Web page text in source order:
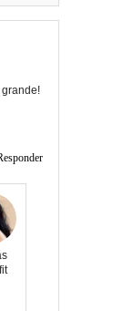
grande!